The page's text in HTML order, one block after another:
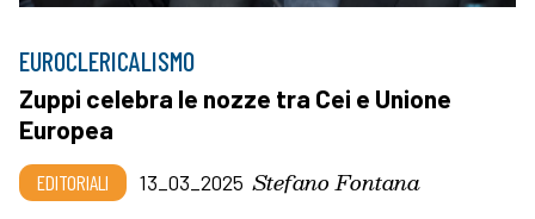
EUROCLERICALISMO
Zuppi celebra le nozze tra Cei e Unione
Europea
EDITORIALI 13_03_2025 Stefano Fontana